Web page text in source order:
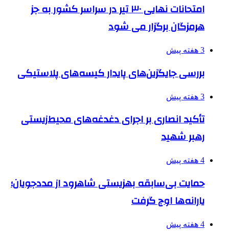
امتحانات نهایی ۳۰ تیر در سراسر کشور به جز
هرمزگان برگزار می شود
3 هفته پیش
بررسی جایگزین‌های پایدار کیسه‌های پلاستیکی
3 هفته پیش
تأکید انصاری بر اجرای دغدغه‌های محیط‌زیستی
رهبر شهید
4 هفته پیش
حمایت بی‌سابقه بهزیستی شاهرود از مددجویان؛
یارانه‌ها اوج گرفت
4 هفته پیش